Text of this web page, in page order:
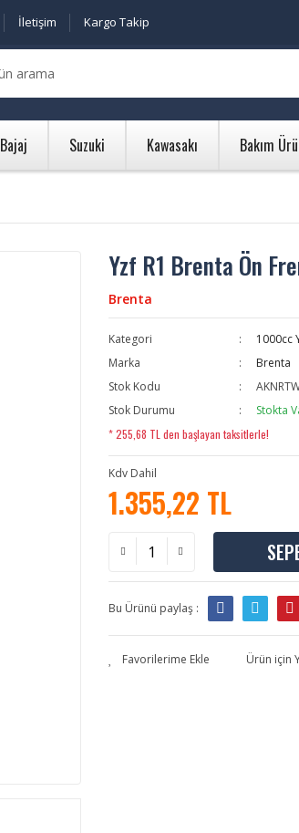
İletişim Kargo Takip
Bajaj Suzuki Kawasakı Bakım
Yzf R1 Brenta Ön
Brenta
Kategori
1000cc
Marka
Brenta
Stok Kodu
Stok Durumu
Stokta
* 255,68 TL den başlayan taksitlerle!
Kdv Dahil
1.355,22 TL
Bu Ürünü paylaş :
Ürün için